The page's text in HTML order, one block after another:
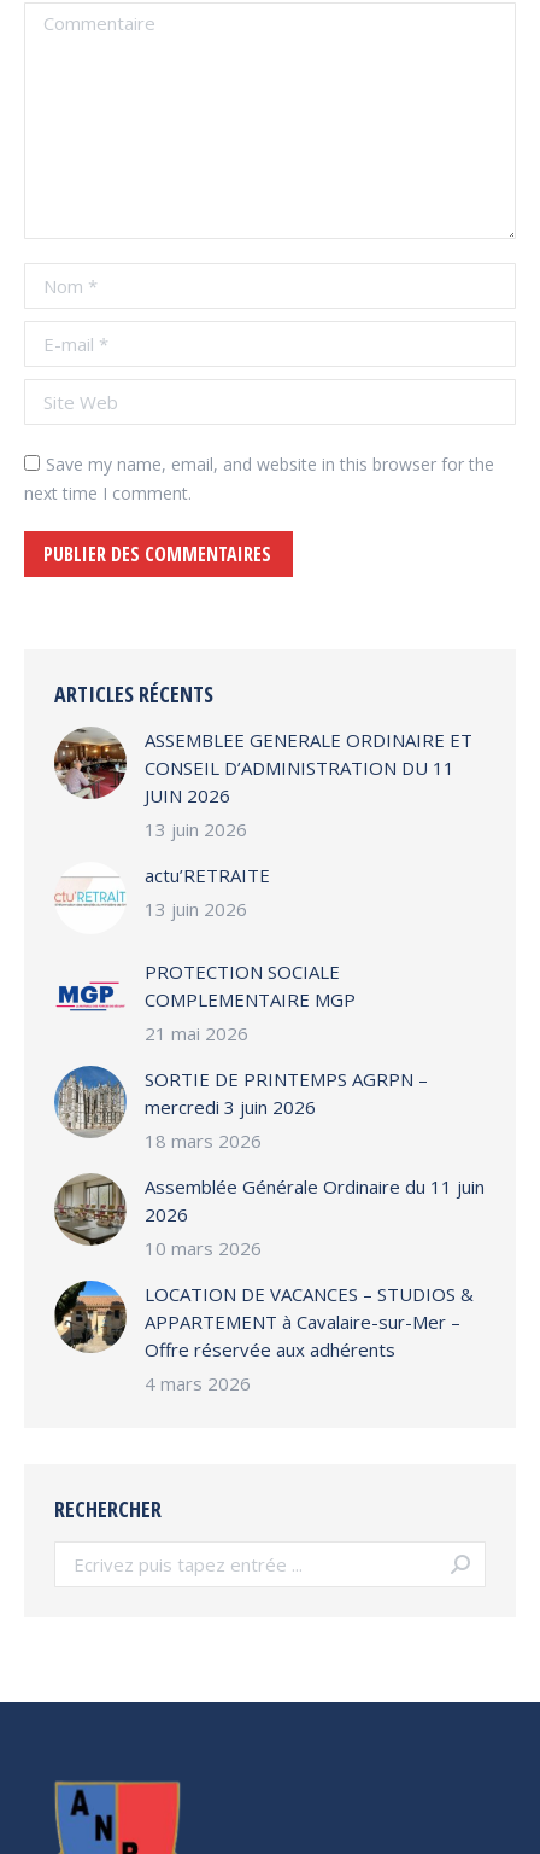
Commentaire
Nom *
E-mail *
Site Web
Save my name, email, and website in this browser for the
next time I comment.
PUBLIER DES COMMENTAIRES
ARTICLES RÉCENTS
ASSEMBLEE GENERALE ORDINAIRE ET
CONSEIL D’ADMINISTRATION DU 11
JUIN 2026
13 juin 2026
actu’RETRAITE
13 juin 2026
PROTECTION SOCIALE
COMPLEMENTAIRE MGP
21 mai 2026
SORTIE DE PRINTEMPS AGRPN –
mercredi 3 juin 2026
18 mars 2026
Assemblée Générale Ordinaire du 11 juin
2026
10 mars 2026
LOCATION DE VACANCES – STUDIOS &
APPARTEMENT à Cavalaire-sur-Mer –
Offre réservée aux adhérents
4 mars 2026
RECHERCHER
Search: